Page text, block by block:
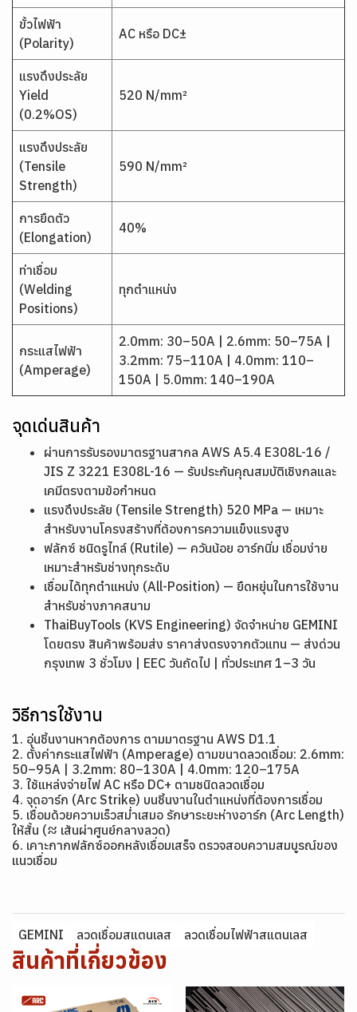
ขั้วไฟฟ้า
(Polarity)
AC หรือ DC±
แรงดึงประลัย
Yield
(0.2%OS)
520 N/mm²
แรงดึงประลัย
(Tensile
Strength)
590 N/mm²
การยืดตัว
(Elongation)
40%
ท่าเชื่อม
(Welding
Positions)
ทุกตำแหน่ง
กระแสไฟฟ้า
(Amperage)
2.0mm: 30–50A | 2.6mm: 50–75A |
3.2mm: 75–110A | 4.0mm: 110–
150A | 5.0mm: 140–190A
จุดเด่นสินค้า
ผ่านการรับรองมาตรฐานสากล AWS A5.4 E308L-16 /
JIS Z 3221 E308L-16 — รับประกันคุณสมบัติเชิงกลและ
เคมีตรงตามข้อกำหนด
แรงดึงประลัย (Tensile Strength) 520 MPa — เหมาะ
สำหรับงานโครงสร้างที่ต้องการความแข็งแรงสูง
ฟลักซ์ ชนิดรูไทล์ (Rutile) — ควันน้อย อาร์กนิ่ม เชื่อมง่าย
เหมาะสำหรับช่างทุกระดับ
เชื่อมได้ทุกตำแหน่ง (All-Position) — ยืดหยุ่นในการใช้งาน
สำหรับช่างภาคสนาม
ThaiBuyTools (KVS Engineering) จัดจำหน่าย GEMINI
โดยตรง สินค้าพร้อมส่ง ราคาส่งตรงจากตัวแทน — ส่งด่วน
กรุงเทพ 3 ชั่วโมง | EEC วันถัดไป | ทั่วประเทศ 1–3 วัน
วิธีการใช้งาน
1. อุ่นชิ้นงานหากต้องการ ตามมาตรฐาน AWS D1.1
2. ตั้งค่ากระแสไฟฟ้า (Amperage) ตามขนาดลวดเชื่อม: 2.6mm:
50–95A | 3.2mm: 80–130A | 4.0mm: 120–175A
3. ใช้แหล่งจ่ายไฟ AC หรือ DC+ ตามชนิดลวดเชื่อม
4. จุดอาร์ก (Arc Strike) บนชิ้นงานในตำแหน่งที่ต้องการเชื่อม
5. เชื่อมด้วยความเร็วสม่ำเสมอ รักษาระยะห่างอาร์ก (Arc Length)
ให้สั้น (≈ เส้นผ่าศูนย์กลางลวด)
6. เคาะกากฟลักซ์ออกหลังเชื่อมเสร็จ ตรวจสอบความสมบูรณ์ของ
แนวเชื่อม
GEMINI ลวดเชื่อมสแตนเลส ลวดเชื่อมไฟฟ้าสแตนเลส
สินค้าที่เกี่ยวข้อง